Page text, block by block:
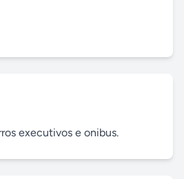
executivos e onibus.